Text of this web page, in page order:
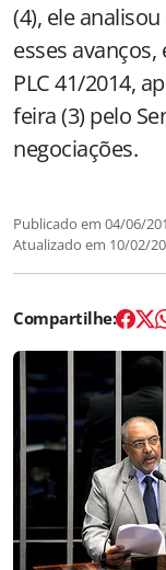
(4), ele
esses
PLC 41/2014,
feira (3) pelo
negociações.
Publicado em 04/06/
Atualizado em 10/02/